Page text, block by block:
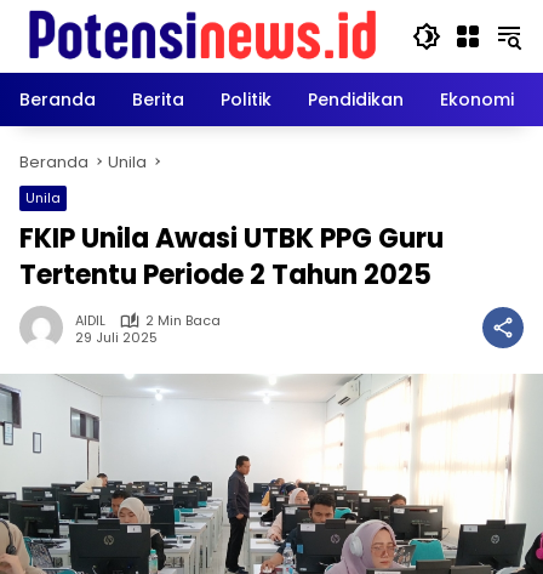
Langsung
konten
Beranda
Berita Politik Pendidikan Ekonomi
Beranda Unila
Unila
FKIP Unila Awasi UTBK PPG Guru
Tertentu Periode 2 Tahun 2025
AIDIL
2 Min Baca
29 Juli 2025